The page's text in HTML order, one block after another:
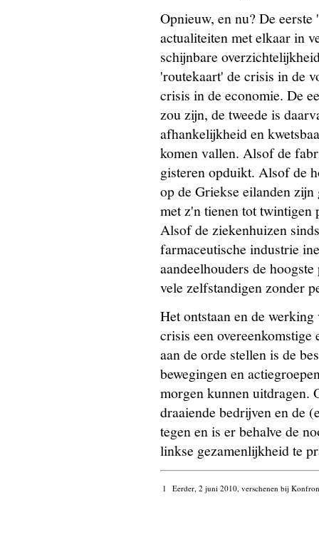
Opnieuw, en nu? De
actualiteiten met elkaar in
schijnbare
'routekaart' de crisis in de
crisis in de economie. De
zou zijn, de tweede is
afhankelijkheid en
komen vallen. Alsof de
gisteren opduikt. Alsof de
op de Griekse eilanden
met z'n tienen tot twintigen
Alsof de ziekenhuizen
farmaceutische industrie
aandeelhouders de
vele zelfstandigen zonder
Het ontstaan en de
crisis een
aan de orde stellen is de
bewegingen en
morgen kunnen uitdragen.
draaiende bedrijven en de
tegen en is er behalve de
linkse gezamenlijkheid te
1 Eerder, 2 juni 2010, verschenen bij